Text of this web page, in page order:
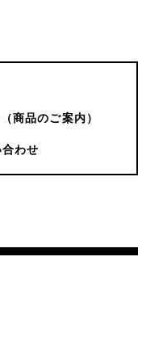
商品のご案内）
わせ